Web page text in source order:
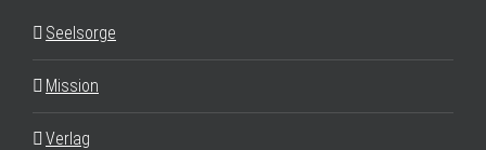
Seelsorge
Mission
Verlag